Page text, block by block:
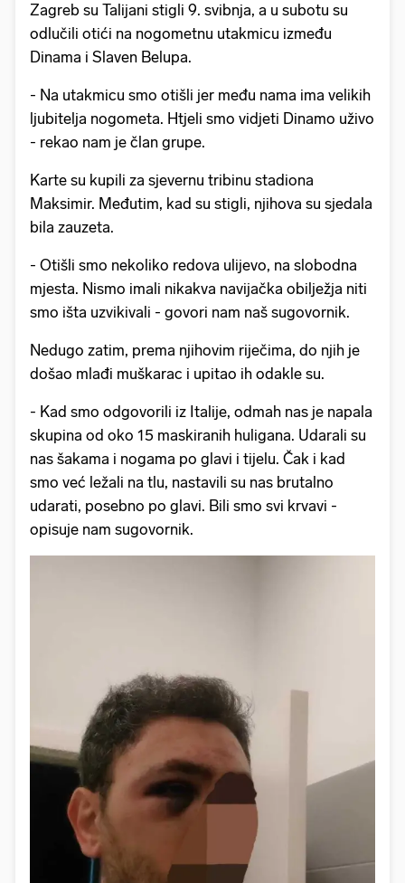
Zagreb su Talijani stigli 9. svibnja, a u subotu su
odlučili otići na nogometnu utakmicu između
Dinama i Slaven Belupa.
- Na utakmicu smo otišli jer među nama ima velikih
ljubitelja nogometa. Htjeli smo vidjeti Dinamo uživo
- rekao nam je član grupe.
Karte su kupili za sjevernu tribinu stadiona
Maksimir. Međutim, kad su stigli, njihova su sjedala
bila zauzeta.
- Otišli smo nekoliko redova ulijevo, na slobodna
mjesta. Nismo imali nikakva navijačka obilježja niti
smo išta uzvikivali - govori nam naš sugovornik.
Nedugo zatim, prema njihovim riječima, do njih je
došao mlađi muškarac i upitao ih odakle su.
- Kad smo odgovorili iz Italije, odmah nas je napala
skupina od oko 15 maskiranih huligana. Udarali su
nas šakama i nogama po glavi i tijelu. Čak i kad
smo već ležali na tlu, nastavili su nas brutalno
udarati, posebno po glavi. Bili smo svi krvavi -
opisuje nam sugovornik.